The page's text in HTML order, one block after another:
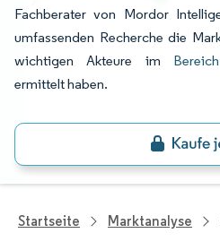
Fachberater von Mordor
umfassenden Recherche die
wichtigen Akteure im
ermittelt haben.
Startseite Marktanalyse